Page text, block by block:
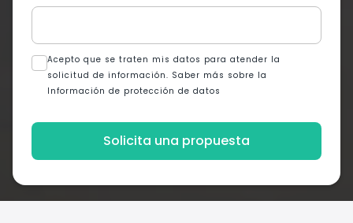
Acepto que se traten mis datos para atender la
solicitud de información. Saber más sobre la
Información de protección de datos